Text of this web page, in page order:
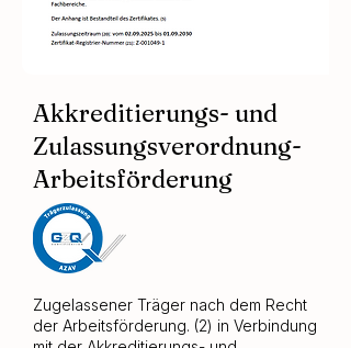
Akkreditierungs- und
Zulassungsverordnung-
Arbeitsförderung
Zugelassener Träger nach dem Recht
der Arbeitsförderung. (2) in Verbindung